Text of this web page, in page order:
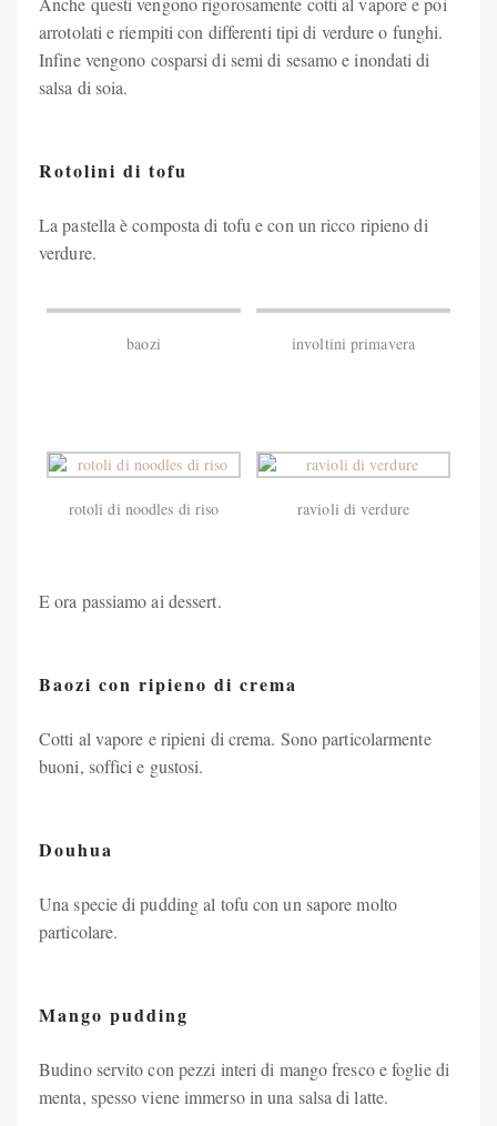
arrotolati e riempiti con differenti tipi di verdure o funghi.
Infine vengono cosparsi di semi di sesamo e inondati di
salsa di soia.
Rotolini di tofu
La pastella è composta di tofu e con un ricco ripieno di
verdure.
baozi involtini primavera
rotoli di noodles di riso ravioli di verdure
E ora passiamo ai dessert.
Baozi con ripieno di crema
Cotti al vapore e ripieni di crema. Sono particolarmente
buoni, soffici e gustosi.
Douhua
Una specie di pudding al tofu con un sapore molto
particolare.
Mango pudding
Budino servito con pezzi interi di mango fresco e foglie di
menta, spesso viene immerso in una salsa di latte.